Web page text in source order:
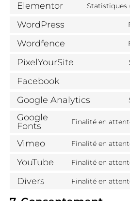
Elementor Statistiques
WordPress
Wordfence
PixelYourSite
Facebook
Google Analytics
Google
Fonts
Finalité en
Vimeo Finalité en
YouTube Finalité en
Divers Finalité en